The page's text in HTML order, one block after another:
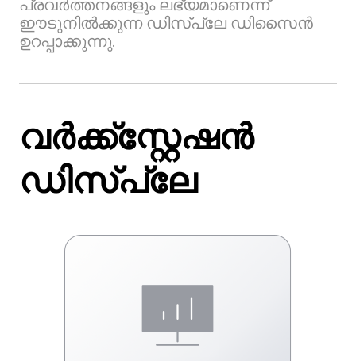
പ്രവർത്തനങ്ങളും ലഭ്യമാണെന്ന്
ഈടുനിൽക്കുന്ന ഡിസ്‌പ്ലേ ഡിസൈൻ
ഉറപ്പാക്കുന്നു.
വർക്ക്‌സ്റ്റേഷൻ
ഡിസ്പ്ലേ